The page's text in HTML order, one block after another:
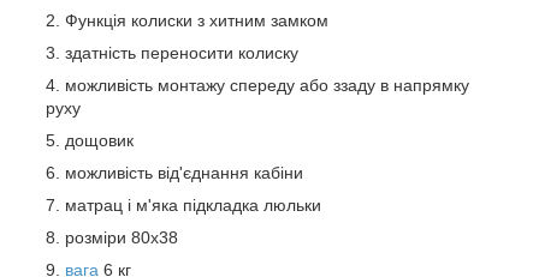
Функція колиски з хитним замком
здатність переносити колиску
можливість монтажу спереду або ззаду в напрямку
руху
дощовик
можливість від'єднання кабіни
матрац і м'яка підкладка люльки
розміри 80x38
вага 6 кг